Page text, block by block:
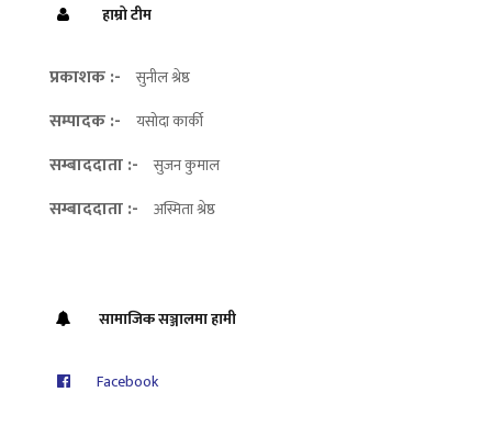
हाम्रो टीम
प्रकाशक :- सुनील श्रेष्ठ
सम्पादक :- यसोदा कार्की
सम्बाददाता :- सुजन कुमाल
सम्बाददाता :- अस्मिता श्रेष्ठ
सामाजिक सञ्जालमा हामी
Facebook